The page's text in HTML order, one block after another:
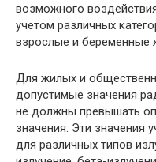
возможного
учетом различных
взрослые и беременные
Для жилых и
допустимые значения
не должны превышать
значения. Эти значения
для различных типов